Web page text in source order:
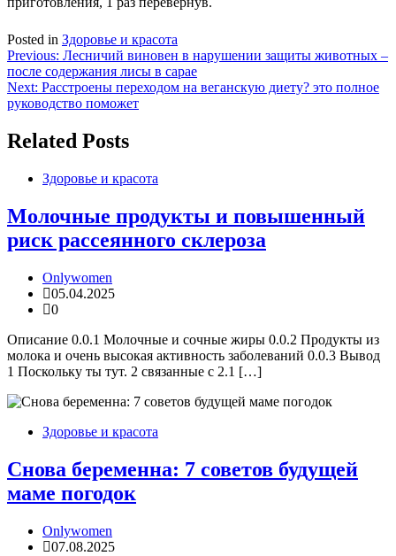
Posted in Здоровье и красота
Навигация
по
записям
Previous: Лесничий виновен в нарушении защиты животных –
после содержания лисы в сарае
Next: Расстроены переходом на веганскую диету? это полное
руководство поможет
Related Posts
Здоровье и красота
Молочные продукты и повышенный
риск рассеянного склероза
Onlywomen
05.04.2025
0
Описание 0.0.1 Молочные и сочные жиры 0.0.2 Продукты из
молока и очень высокая активность заболеваний 0.0.3 Вывод
1 Поскольку ты тут. 2 связанные с 2.1 […]
Здоровье и красота
Снова беременна: 7 советов будущей
маме погодок
Onlywomen
07.08.2025